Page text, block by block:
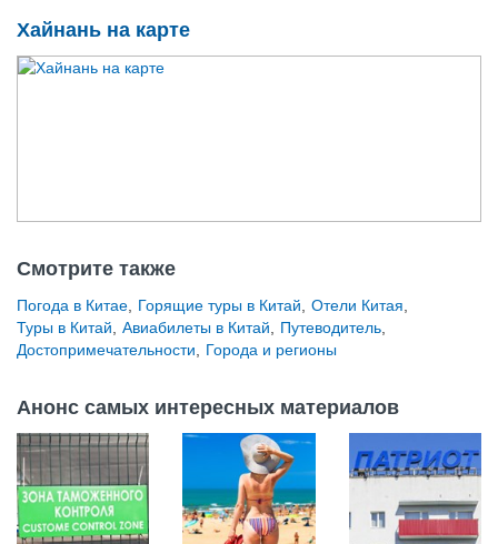
Хайнань на карте
Смотрите также
Погода в Китае Горящие туры в Китай Отели Китая
Туры в Китай
Авиабилеты в Китай Путеводитель
Достопримечательности
Города и регионы
Анонс самых интересных материалов